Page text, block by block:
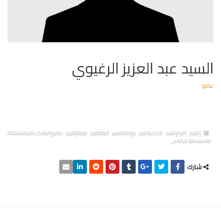
السيد عبد العزيز الرغيوي
عضو
إقليم افرانإقليم الحاجبإقليم بولمانإقليم تازةإقليم تاوناتإقليم صفروالشركاءالمكتبعمالة
فاسعمالة مكناس
شارك